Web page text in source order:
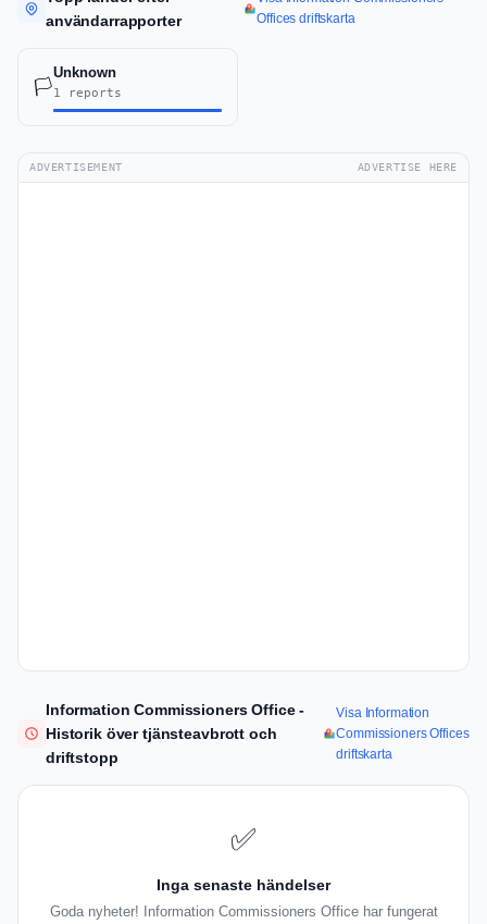
användarrapporter
Offices driftskarta
🏳️
Unknown
1 reports
ADVERTISEMENT ADVERTISE HERE
Information Commissioners Office -
Historik över tjänsteavbrott och
driftstopp
Visa Information
Commissioners Offices
driftskarta
✅
Inga senaste händelser
Goda nyheter! Information Commissioners Office har fungerat